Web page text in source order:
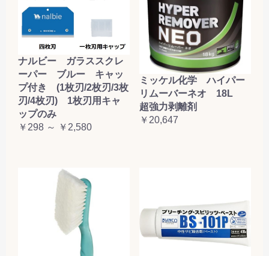
ナルビー ガラススクレ
ーパー ブルー キャッ
プ付き (1枚刃/2枚刃/3枚
刃/4枚刃) 1枚刃用キャ
ップのみ
￥298 ～ ￥2,580
ミッケル化学 ハイパー
リムーバーネオ 18L
超強力剥離剤
￥20,647